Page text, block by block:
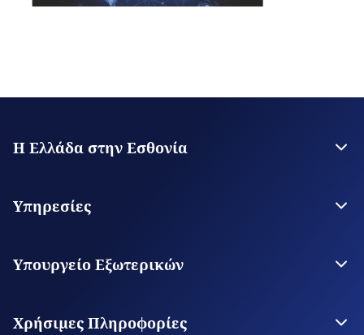
Η Ελλάδα στην Εσθονία
Επικοινωνία
Υπηρεσίες
Υπηρεσίες για τον Πολίτη
Ψηφιακές Προξενικές Υπηρεσίες
Υπουργείο Εξωτερικών
Οι Αρχές μας στον Κόσμο
Χρήσιμες Πληροφορίες